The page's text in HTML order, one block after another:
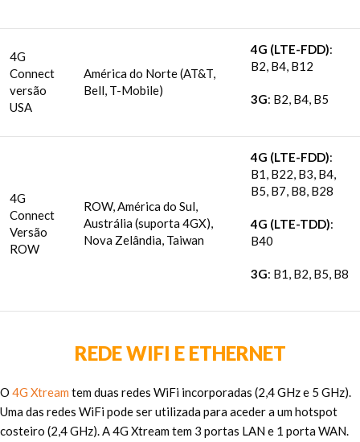
4G
Connect
versão
USA
América do Norte (AT&T,
Bell, T-Mobile)
4G (LTE-FDD):
B2, B4, B12
3G: B2, B4, B5
4G
Connect
Versão
ROW
ROW, América do Sul,
Austrália (suporta 4GX),
Nova Zelândia, Taiwan
4G (LTE-FDD):
B1, B22, B3, B4,
B5, B7, B8, B28
4G (LTE-TDD):
B40
3G: B1, B2, B5, B8
REDE WIFI E ETHERNET
O 4G Xtream tem duas redes WiFi incorporadas (2,4 GHz e 5 GHz).
Uma das redes WiFi pode ser utilizada para aceder a um hotspot
costeiro (2,4 GHz). A 4G Xtream tem 3 portas LAN e 1 porta WAN.